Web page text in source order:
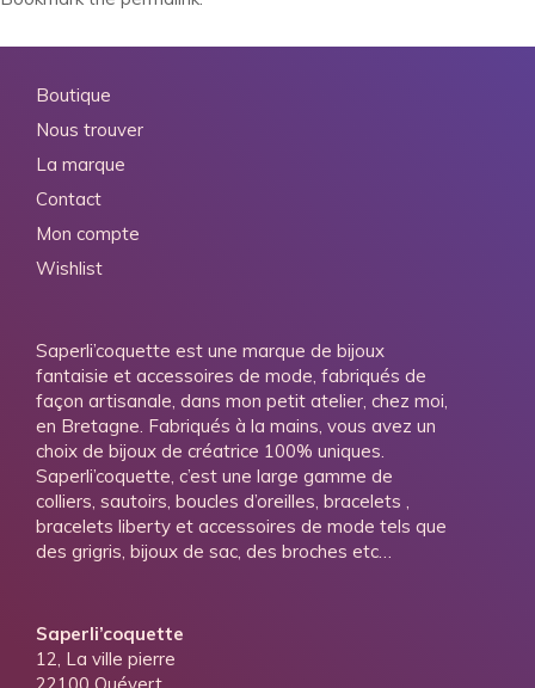
Boutique
Nous trouver
La marque
Contact
Mon compte
Wishlist
Saperli’coquette est une marque de bijoux
fantaisie et accessoires de mode, fabriqués de
façon artisanale, dans mon petit atelier, chez moi,
en Bretagne. Fabriqués à la mains, vous avez un
choix de bijoux de créatrice 100% uniques.
Saperli’coquette, c’est une large gamme de
colliers, sautoirs, boucles d’oreilles, bracelets ,
bracelets liberty et accessoires de mode tels que
des grigris, bijoux de sac, des broches etc…
Saperli’coquette
12, La ville pierre